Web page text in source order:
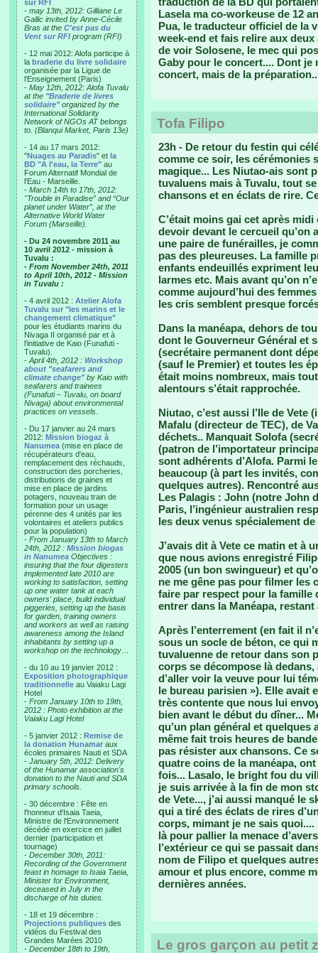
sur RFI
- may 13th, 2012: Gilliane Le
Gallic invited by Anne-Cécile
Bras at the C'est pas du
Vent sur RFI program (RFI)
- 12 mai 2012: Alofa participe à
la braderie du livre solidaire
organisée par la Ligue de
l'Enseignement (Paris)
- May 12th, 2012: Alofa Tuvalu
at the "Braderie de livres
solidaire"organized by the
International Solidarity
Network of NGOs AT belongs
to. (Blanqui Market, Paris 13e)
- 14 au 17 mars 2012:
"Nuages au Paradis" et la
BD "A l'eau, la Terre" au
Forum Alternatif Mondial de
l'Eau - Marseille.
- March 14th to 17th, 2012:
"Trouble in Paradise” and “Our
planet under Water”, at the
Alternative World Water
Forum (Marseille).
- Du 24 novembre 2011 au
10 avril 2012 - mission à
Tuvalu :
- From November 24th, 2011
to April 10th, 2012 - Mission
in Tuvalu :
- 4 avril 2012 : Atelier Alofa
Tuvalu sur "les marins et le
changement climatique"
pour les étudiants marins du
Nivaga II organisé par et à
l'initiative de Kaio (Funafuti -
Tuvalu).
- April 4th, 2012 : Workshop
about "seafarers and
climate change"by Kaio with
seafarers and trainees
(Funafuti – Tuvalu, on board
Nivaga) about environmental
practices on vessels.
- Du 17 janvier au 24 mars
2012: Mission biogaz à
Nanumea (mise en place de
récupérateurs d'eau,
remplacement des réchauds,
construction des porcheries,
distributions de graines et
mise en place de jardins
potagers, nouveau train de
formation pour un usage
pérenne des 4 unités par les
volontaires et ateliers publics
pour la population)
- From January 13th to March
24th, 2012 : Mission biogas
in Nanumea Objectives :
insuring that the four digesters
implemented late 2010 are
working to satisfaction, setting
up one water tank at each
owners' place, build individual
piggeries, setting up the basis
for garden, training owners
and workers as well as raising
awareness among the Island
inhabitants by setting up a
workshop on the technology…
- du 10 au 19 janvier 2012 :
Exposition photographique
traditionnelle au Vaiaku Lagi
Hotel
- From January 10th to 19th,
2012 : Photo exhibition at the
Vaiaku Lagi Hotel
- 5 janvier 2012 : Remise de
la donation Hunamar aux
écoles primaires Nauti et SDA
- January 5th, 2012: Delivery
of the Hunamar association's
donation to the Nauti and SDA
primary schools.
- 30 décembre : Fête en
l'honneur d'Isaia Taeia,
Ministre de l'Environnement
décédé en exercice en juillet
dernier (participation et
tournage)
- December 30th, 2011:
Recording of the Government
feast in homage to Isaia Taeia,
Minister for Environment,
deceased in July in the
discharge of his duties.
- 18 et 19 décembre :
Projections publiques des
vidéos du Festival des
Grandes Marées 2010
- December 18th to 19th,
Lasela ma co-workeuse de 12
Pua, le traducteur officiel de la
week-end et fais relire aux
de voir Solosene, le mec qui
Gaby pour le concert.... Dont je
concert, mais de la
Tofa Filipo
23h - De retour du festin qui
comme ce soir, les cérémonies
magique... Les Niutao-ais sont
tuvaluens mais à Tuvalu, tout
chansons et en éclats de rire.
C’était moins gai cet après
devoir devant le cercueil qu’on
une paire de funérailles, je
pas des pleureuses. La famille
enfants endeuillés expriment
larmes etc. Mais avant qu’on
comme aujourd’hui des
les cris semblent presque
Dans la manéapa, dehors de
dont le Gouverneur Général et
(secrétaire permanent dont
(sauf le Premier) et toutes les
était moins nombreux, mais
alentours s’était rapprochée.
Niutao, c’est aussi l’Ile de
Mafalu (directeur de TEC), de
déchets.. Manquait Solofa
(patron de l’importateur
sont adhérents d’Alofa. Parmi
beaucoup (à part les invités,
quelques autres). Rencontré
Les Palagis : John (notre John
Paris, l’ingénieur australien
les deux venus spécialement
J’avais dit à Vete ce matin et à
que nous avions enregistré
2005 (un bon swingueur) et
ne me gêne pas pour filmer les
faire par respect pour la famille
entrer dans la Manéapa,
Après l’enterrement (en fait il
sous un socle de béton, ce qui
tuvaluenne de retour dans son
corps se décompose là dedans,
d’aller voir la veuve pour lui
le bureau parisien »). Elle avait
très contente que nous lui
bien avant le début du dîner...
qu’un plan général et quelques
même fait trois heures de
pas résister aux chansons. Ce
quatre coins de la manéapa,
fois... Lasalo, le bright fou du
je suis arrivée à la fin de mon
de Vete..., j’ai aussi manqué le
qui a tiré des éclats de rires
corps, mimant je ne sais
là pour pallier la menace
l’extérieur ce qui se passait
nom de Filipo et quelques
amour et plus encore, comme
dernières années.
Le gros garçon au petit